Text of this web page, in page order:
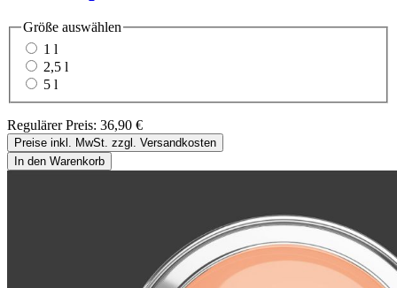
Größe auswählen
1 l
2,5 l
5 l
Regulärer Preis: 36,90 €
Preise inkl. MwSt. zzgl. Versandkosten
In den Warenkorb